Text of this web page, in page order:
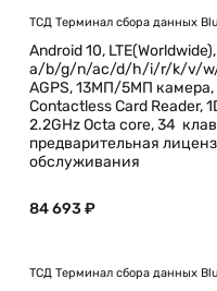
ТСД Терминал сбора данных
Android 10,
a/b/g/n/ac/d/h/i/r/k/v/w/
AGPS, 13МП/5МП камера,
Contactless Card Reader,
2.2GHz Octa core, 34
предварительная
обслуживания
84 693 ₽
ТСД Терминал сбора данных